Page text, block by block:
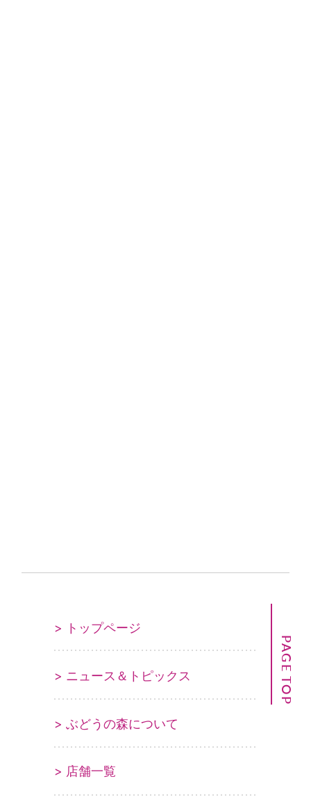
PAGE TOP
> トップページ
> ニュース＆トピックス
> ぶどうの森について
> 店舗一覧